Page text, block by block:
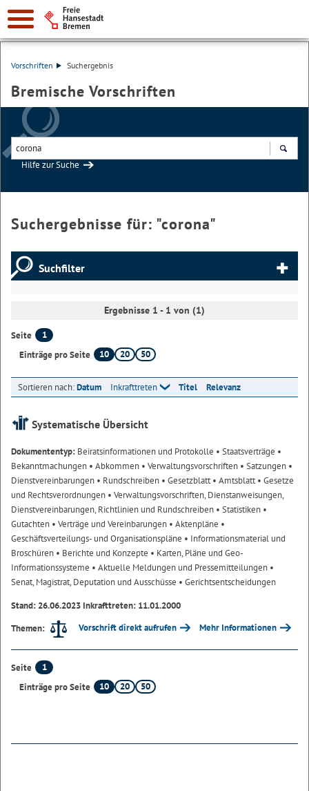
Vorschriften Suchergebnis
Bremische Vorschriften
Hilfe zur Suche
Suchergebnisse für: "corona"
Suchfilter
Ergebnisse 1 - 1 von (1)
Seite
1
Einträge pro Seite
10 20 50
Sortieren nach:Datum Inkrafttreten Titel Relevanz
Systematische Übersicht
Dokumententyp: Beiratsinformationen und Protokolle • Staatsverträge •
Bekanntmachungen • Abkommen • Verwaltungsvorschriften • Satzungen •
Dienstvereinbarungen • Rundschreiben • Gesetzblatt• Amtsblatt• Gesetze
und Rechtsverordnungen • Verwaltungsvorschriften, Dienstanweisungen,
Dienstvereinbarungen, Richtlinien und Rundschreiben • Statistiken •
Gutachten • Verträge und Vereinbarungen • Aktenpläne •
Geschäftsverteilungs- und Organisationspläne • Informationsmaterial und
Broschüren • Berichte und Konzepte • Karten, Pläne und Geo-
Informationssysteme • Aktuelle Meldungen und Pressemitteilungen •
Senat, Magistrat, Deputation und Ausschüsse • Gerichtsentscheidungen
Stand: 26.06.2023 Inkrafttreten: 11.01.2000
Themen:
Vorschrift direkt aufrufen Mehr Informationen
Seite
1
Einträge pro Seite
10 20 50